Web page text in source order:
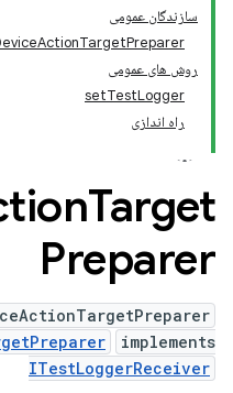
سازندگان عمومی
روش های عمومی
setTestLogger
راه اندازی
Target
Preparer
implements
ITestLoggerReceiver